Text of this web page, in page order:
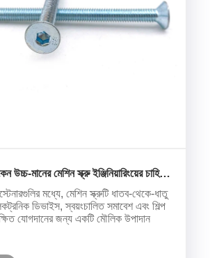
উচ্চ-মানের মেশিন স্ক্রু ইঞ্জিনিয়ারিংয়ের চাহিদা
মধ্যে, মেশিন স্ক্রুটি ধাতব-থেকে-ধাতু
ডিভাইস, স্বয়ংচালিত সমাবেশ এবং শিল্প
যোগদানের জন্য একটি মৌলিক উপাদান